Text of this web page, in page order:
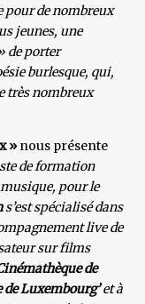
pour de nombreux
jeunes, une
de porter
burlesque, qui,
très nombreux
» nous présente
de formation
pour le
s’est spécialisé dans
live de
sur films
de
de Luxembourg’et à